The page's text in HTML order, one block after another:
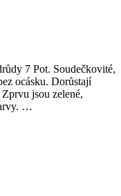
7 Pot. Soudečkovité,
ocásku. Dorůstají
jsou zelené,
…